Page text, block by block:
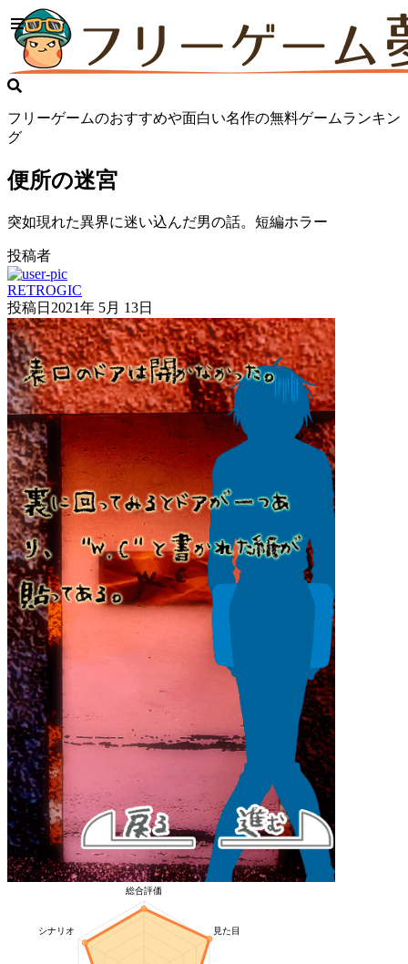
フリーゲームのおすすめや面白い名作の無料ゲームランキン
グ
便所の迷宮
突如現れた異界に迷い込んだ男の話。短編ホラー
投稿者
RETROGIC
投稿日 2021年 5月 13日